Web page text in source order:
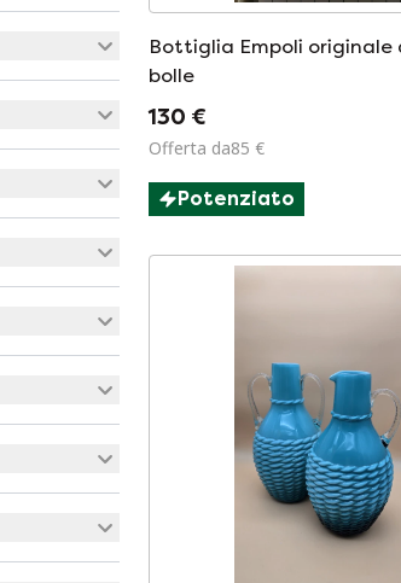
Bottiglia Empoli originale
bolle
130 €
Offerta da85 €
Potenziato